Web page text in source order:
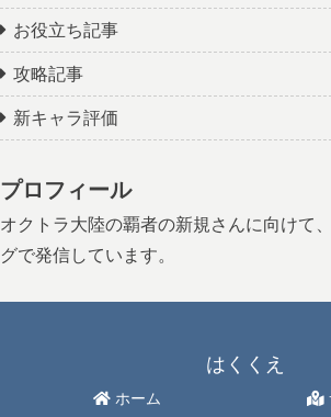
お役立ち記事
攻略記事
新キャラ評価
プロフィール
オクトラ大陸の覇者の新規さんに向けて
グで発信しています。
はくくえ
ホーム